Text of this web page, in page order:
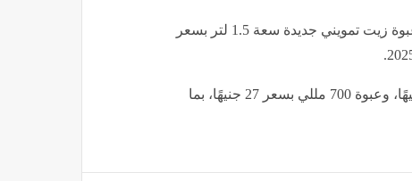
يشار إلى أن الشركة القابضة للصناعات الغذائية طرحت عبوة زيت تمويني جديدة سعة 1.5 لتر بسعر
يضاف إلى ذلك استمرار توافر عبوة 800 مللي بسعر 30 جنيهًا، وعبوة 700 مللي بسعر 27 جنيهًا، بما